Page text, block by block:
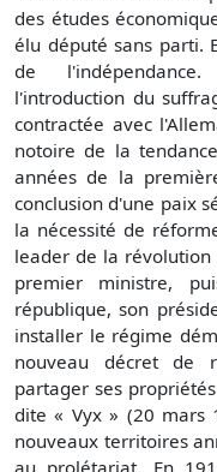
des études
élu député sans parti.
de
l'introduction du
contractée avec
notoire de la
années de la
conclusion d'une paix
la nécessité de
leader de la révolution
premier ministre,
république, son
installer le régime
nouveau décret de
partager ses
dite « Vyx » (20 mars
nouveaux territoires